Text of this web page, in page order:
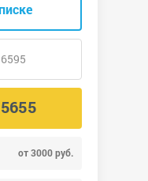
от 3000 руб.